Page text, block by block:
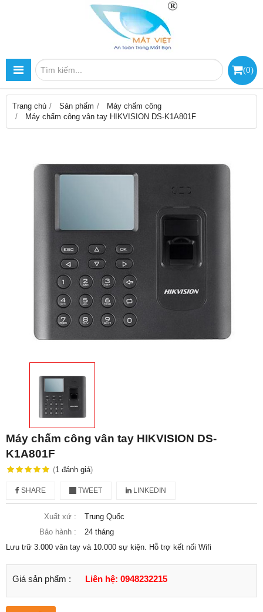
(0)
Trang chủ Sản phẩm
Máy chấm công
Máy chấm công vân tay HIKVISION DS-K1A801F
Máy chấm công vân tay HIKVISION DS-
K1A801F
(1 đánh giá)
SHARE TWEET LINKEDIN
Xuất xứ :
Trung Quốc
Bảo hành :
24 tháng
Lưu trữ 3.000 vân tay và 10.000 sự kiện. Hỗ trợ kết nối Wifi
Giá sản phẩm : Liên hệ: 0948232215